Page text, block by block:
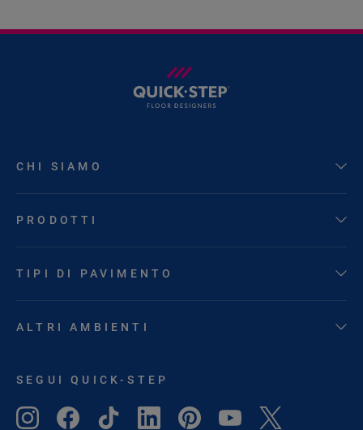
CHI SIAMO
PRODOTTI
TIPI DI PAVIMENTO
ALTRI AMBIENTI
SEGUI QUICK-STEP